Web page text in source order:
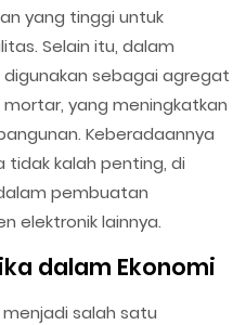
yang tinggi untuk
Selain itu, dalam
digunakan sebagai agregat
yang meningkatkan
Keberadaannya
tidak kalah penting, di
pembuatan
elektronik lainnya.
dalam Ekonomi
menjadi salah satu